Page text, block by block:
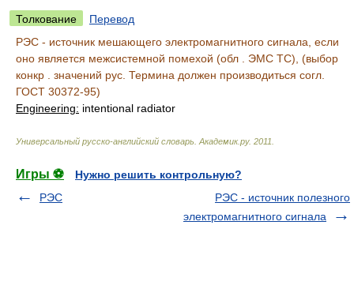
Толкование
Перевод
РЭС - источник мешающего электромагнитного сигнала, если
оно является межсистемной помехой (обл . ЭМС ТС), (выбор
конкр . значений рус. Термина должен производиться согл.
ГОСТ 30372-95)
Engineering: intentional radiator
Универсальный русско-английский словарь Академик.ру. 2011
Игры ⚽
Нужно решить контрольную?
РЭС
РЭС - источник полезного
электромагнитного сигнала